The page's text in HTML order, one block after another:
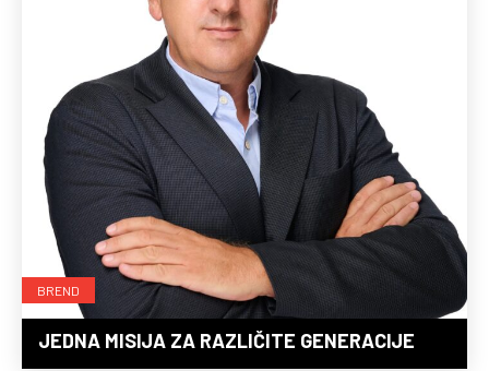
BREND
JEDNA MISIJA ZA RAZLIČITE GENERACIJE